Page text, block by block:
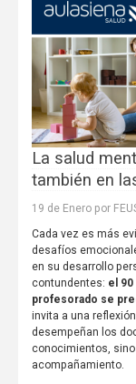
La salud
también en
19 de Enero por
Cada vez es más
desafíos
en su desarrollo
contundentes: el
profesorado se
invita a una
desempeñan los
conocimientos,
acompañamiento.